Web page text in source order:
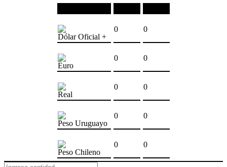
Dólar Oficial +
0 0
Euro
0 0
Real
0 0
Peso Uruguayo
0 0
Peso Chileno
0 0